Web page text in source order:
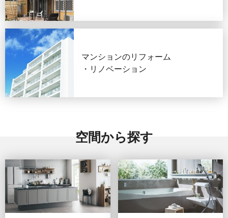
マンションのリフォーム
・リノベーション
空間から探す